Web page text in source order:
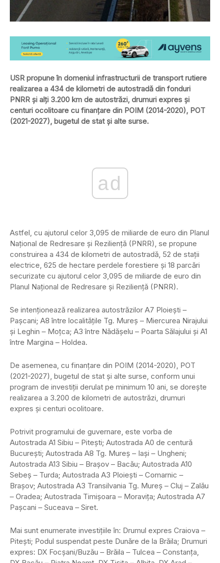
USR propune în domeniul infrastructurii de transport rutiere
realizarea a 434 de kilometri de autostradă din fonduri
PNRR și alți 3.200 km de autostrăzi, drumuri expres şi
centuri ocolitoare cu finanţare din POIM (2014-2020), POT
(2021-2027), bugetul de stat şi alte surse.
ad
Astfel, cu ajutorul celor 3,095 de miliarde de euro din Planul
Naţional de Redresare şi Rezilienţă (PNRR), se propune
construirea a 434 de kilometri de autostradă, 52 de staţii
electrice, 625 de hectare perdele forestiere şi 18 parcări
securizate cu ajutorul celor 3,095 de miliarde de euro din
Planul Naţional de Redresare şi Rezilienţă (PNRR).
Se intenționează realizarea autostrăzilor A7 Ploieşti –
Paşcani; A8 între localitățile Tg. Mureş – Miercurea Nirajului
și Leghin – Moţca; A3 între Nădăşelu – Poarta Sălajului şi A1
între Margina – Holdea.
De asemenea, cu finanţare din POIM (2014-2020), POT
(2021-2027), bugetul de stat şi alte surse, conform unui
program de investiţii derulat pe minimum 10 ani, se doreşte
realizarea a 3.200 de kilometri de autostrăzi, drumuri
expres şi centuri ocolitoare.
Potrivit programului de guvernare, este vorba de
Autostrada A1 Sibiu – Piteşti; Autostrada A0 de centură
Bucureşti; Autostrada A8 Tg. Mureş – Iaşi – Ungheni;
Autostrada A13 Sibiu – Braşov – Bacău; Autostrada A10
Sebeş – Turda; Autostrada A3 Ploieşti – Comarnic –
Braşov; Autostrada A3 Transilvania Tg. Mureş – Cluj – Zalău
– Oradea; Autostrada Timişoara – Moraviţa; Autostrada A7
Paşcani – Suceava – Siret.
Mai sunt enumerate investiţiile în: Drumul expres Craiova –
Piteşti; Podul suspendat peste Dunăre de la Brăila; Drumuri
expres: DX Focşani/Buzău – Brăila – Tulcea – Constanţa,